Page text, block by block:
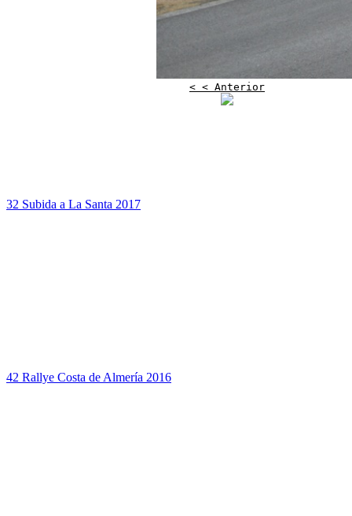
< < Anterior
32 Subida a La Santa 2017
42 Rallye Costa de Almería 2016